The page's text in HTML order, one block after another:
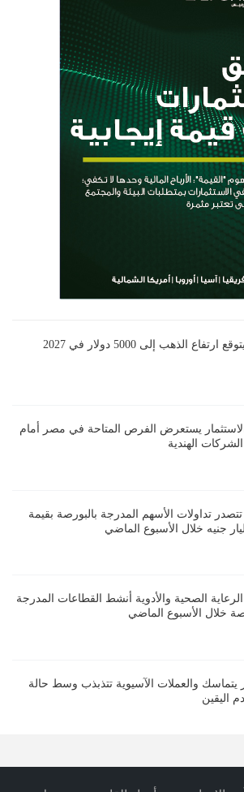
يستعرض الفرص المتاحة في مصر أمام
الهندية
تتصدر تداولات الأسهم المدرجة بالبورصة بقيمة
الصحية والأدوية أنشط القطاعات المدرجة
خلال الأسبوع الماضي
يتماسك والعملات الآسيوية تتذبذب وسط حالة
اليقين